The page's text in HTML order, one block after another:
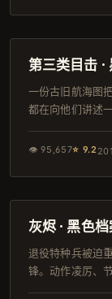
韩剧
第三类目击 ·
一份古旧航海图
都在向他们讲述
👁95,657⭐ 9.2
导演剪辑版
灰烬 · 黑色
退役特种兵被迫
锋。动作凌厉、